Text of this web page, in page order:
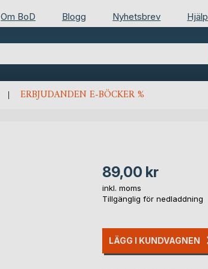
Om BoD Blogg Nyhetsbrev Hjälp
ERBJUDANDEN E-BÖCKER %
89,00 kr
inkl. moms
Tillgänglig för nedladdning
LÄGG I KUNDVAGNEN